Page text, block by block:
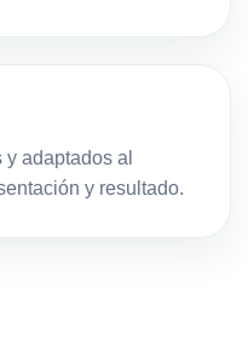
adaptados al
y resultado.